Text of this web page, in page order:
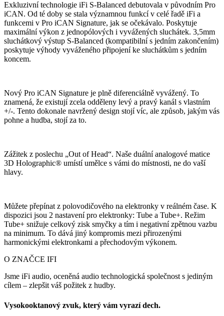
Exkluzivní technologie iFi S-Balanced debutovala v původním Pro
iCAN. Od té doby se stala významnou funkcí v celé řadě iFi a
funkcemi v Pro iCAN Signature, jak se očekávalo. Poskytuje
maximální výkon z jednopólových i vyvážených sluchátek. 3,5mm
sluchátkový výstup S-Balanced (kompatibilní s jedním zakončením)
poskytuje výhody vyváženého připojení ke sluchátkům s jedním
koncem.
Nový Pro iCAN Signature je plně diferenciálně vyvážený. To
znamená, že existují zcela odděleny levý a pravý kanál s vlastním
+/-. Tento dokonale navržený design stojí víc, ale způsob, jakým vás
pohne a hudba, stojí za to.
Zážitek z poslechu „Out of Head“. Naše duální analogové matice
3D Holographic® umístí umělce s vámi do místnosti, ne do vaší
hlavy.
Můžete přepínat z polovodičového na elektronky v reálném čase. K
dispozici jsou 2 nastavení pro elektronky: Tube a Tube+. Režim
Tube+ snižuje celkový zisk smyčky a tím i negativní zpětnou vazbu
na minimum. To dává jiný kompromis mezi přirozenými
harmonickými elektronkami a přechodovým výkonem.
O ZNAČCE IFI
Jsme iFi audio, oceněná audio technologická společnost s jediným
cílem – zlepšit váš požitek z hudby.
Vysokooktanový zvuk, který vám vyrazí dech.